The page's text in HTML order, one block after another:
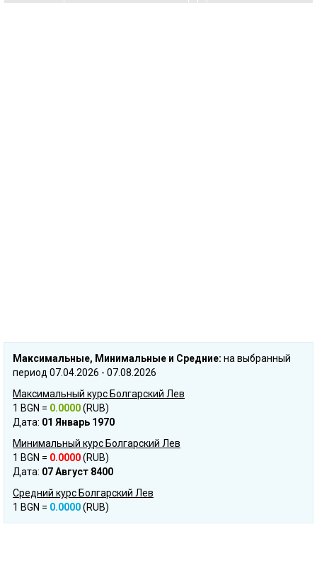
Mаксимальные, Mинимальные и Cредние: на выбранный
период 07.04.2026 - 07.08.2026
Максимальный курс Болгарский Лев
1 BGN = 0.0000(RUB)
Дата: 01 Январь 1970
Минимальный курс Болгарский Лев
1 BGN = 0.0000(RUB)
Дата: 07 Август 8400
Средний курс Болгарский Лев
1 BGN = 0.0000(RUB)